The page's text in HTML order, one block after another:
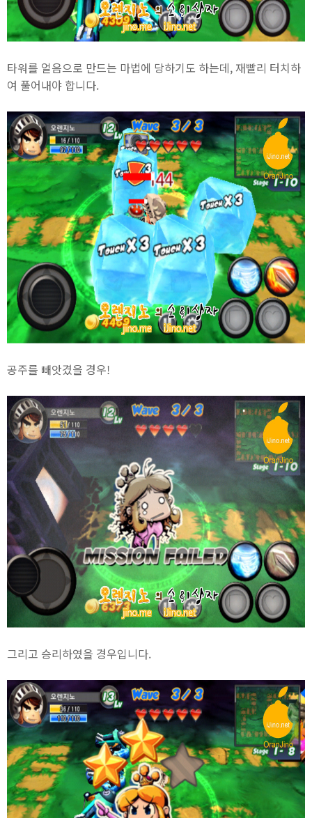
타워를 얼음으로 만드는 마법에 당하기도 하는데, 재빨리 터치하
여 풀어내야 합니다.
공주를 빼앗겼을 경우!
그리고 승리하였을 경우입니다.